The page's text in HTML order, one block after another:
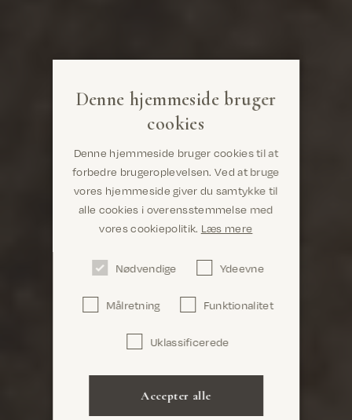
Bekræft
Denne hjemmeside bruger
cookies
Denne hjemmeside bruger cookies til at
forbedre brugeroplevelsen. Ved at bruge
vores hjemmeside giver du samtykke til
alle cookies i overensstemmelse med
vores cookiepolitik. Læs mere
Nødvendige Ydeevne
Målretning Funktionalitet
Uklassificerede
Accepter alle